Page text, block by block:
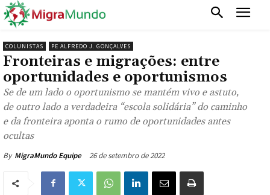
COLUNISTAS PE ALFREDO J. GONÇALVES
Fronteiras e migrações: entre
oportunidades e oportunismos
Se de um lado o oportunismo se mantém vivo e astuto,
de outro lado a verdadeira “escola solidária” do caminho
e da fronteira aponta o rumo de oportunidades antes
ocultas
By MigraMundo Equipe 26 de setembro de 2022